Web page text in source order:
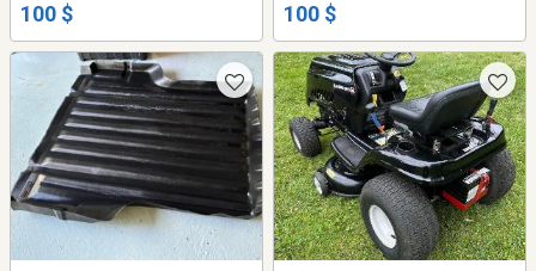
100 $ 100 $